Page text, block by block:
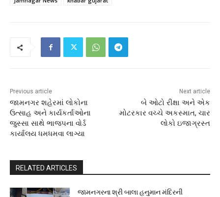
Previous article
જામનગર શહેરમાં લોકોના
ઉત્સાહ અને કાર્યકર્તાઓના
જુસ્સા સાથે ભાજપના વોર્ડ
કાર્યાલય ધમધમવા લાગ્યા
Next article
બે ઓટો રીક્ષા અને એક
મોટરકાર વચ્ચે અકસ્માત, ચાર
લોકો ઇજાગ્રસ્ત
RELATED ARTICLES
જામનગરના શ્રી બાલા હનુમાન મંદિરની